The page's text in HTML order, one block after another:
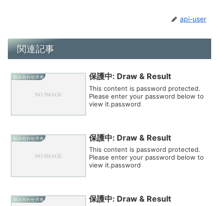
api-user
関連記事
組み合わせ共有 保護中: Draw & Result
This content is password protected.
Please enter your password below to
view it.password
組み合わせ共有 保護中: Draw & Result
This content is password protected.
Please enter your password below to
view it.password
組み合わせ共有 保護中: Draw & Result